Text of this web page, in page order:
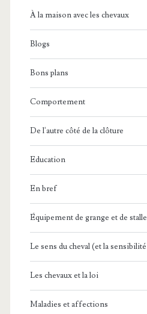
À la maison avec les chevaux
Blogs
Bons plans
Comportement
De l'autre côté de la clôture
Education
En bref
Équipement de grange et de stalle
Le sens du cheval (et la sensibilité
Les chevaux et la loi
Maladies et affections